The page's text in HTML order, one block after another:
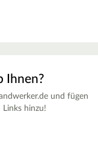
Ihnen?
und fügen
hinzu!